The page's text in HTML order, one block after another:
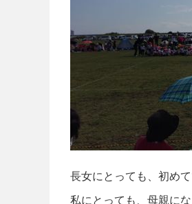
長女にとっても、初めて
私にとっても、母親に